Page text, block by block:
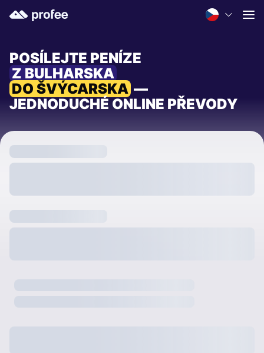
POSÍLEJTE PENÍZE
Z BULHARSKA
DO ŠVÝCARSKA —
JEDNODUCHÉ ONLINE PŘEVODY